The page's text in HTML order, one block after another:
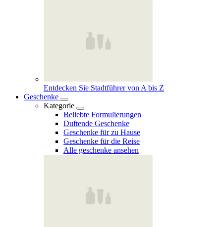
Entdecken Sie Stadtführer von A bis Z
Geschenke
Kategorie
Beliebte Formulierungen
Duftende Geschenke
Geschenke für zu Hause
Geschenke für die Reise
Alle geschenke ansehen